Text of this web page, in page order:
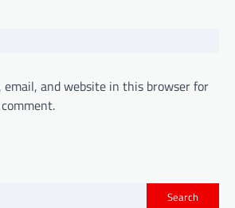
email, and website in this browser for
Search